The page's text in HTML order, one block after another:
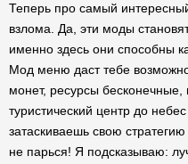
Теперь про самый
взлома. Да, эти моды
именно здесь они способны
Мод меню даст тебе
монет, ресурсы
туристический центр до
затаскиваешь свою
не парься! Я подсказываю: